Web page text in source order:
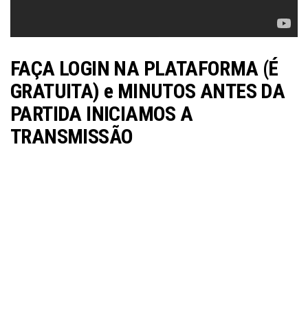
FAÇA LOGIN NA PLATAFORMA (É
GRATUITA) e MINUTOS ANTES DA
PARTIDA INICIAMOS A
TRANSMISSÃO